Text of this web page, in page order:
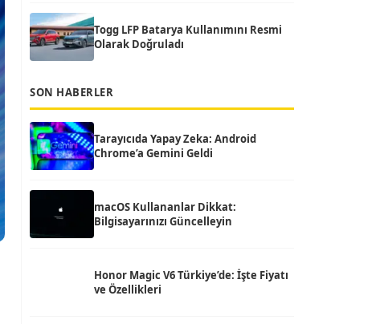
Togg LFP Batarya Kullanımını Resmi
Olarak Doğruladı
SON HABERLER
Tarayıcıda Yapay Zeka: Android
Chrome’a Gemini Geldi
macOS Kullananlar Dikkat:
Bilgisayarınızı Güncelleyin
Honor Magic V6 Türkiye’de: İşte Fiyatı
ve Özellikleri